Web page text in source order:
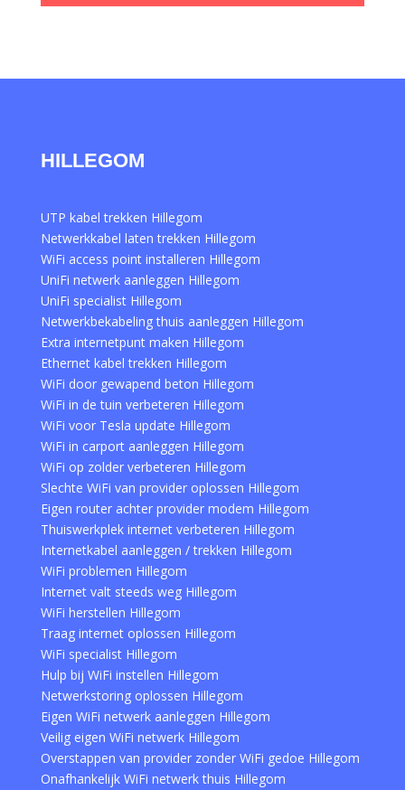
HILLEGOM
UTP kabel trekken Hillegom
Netwerkkabel laten trekken Hillegom
WiFi access point installeren Hillegom
UniFi netwerk aanleggen Hillegom
UniFi specialist Hillegom
Netwerkbekabeling thuis aanleggen Hillegom
Extra internetpunt maken Hillegom
Ethernet kabel trekken Hillegom
WiFi door gewapend beton Hillegom
WiFi in de tuin verbeteren Hillegom
WiFi voor Tesla update Hillegom
WiFi in carport aanleggen Hillegom
WiFi op zolder verbeteren Hillegom
Slechte WiFi van provider oplossen Hillegom
Eigen router achter provider modem Hillegom
Thuiswerkplek internet verbeteren Hillegom
Internetkabel aanleggen / trekken Hillegom
WiFi problemen Hillegom
Internet valt steeds weg Hillegom
WiFi herstellen Hillegom
Traag internet oplossen Hillegom
WiFi specialist Hillegom
Hulp bij WiFi instellen Hillegom
Netwerkstoring oplossen Hillegom
Eigen WiFi netwerk aanleggen Hillegom
Veilig eigen WiFi netwerk Hillegom
Overstappen van provider zonder WiFi gedoe Hillegom
Onafhankelijk WiFi netwerk thuis Hillegom